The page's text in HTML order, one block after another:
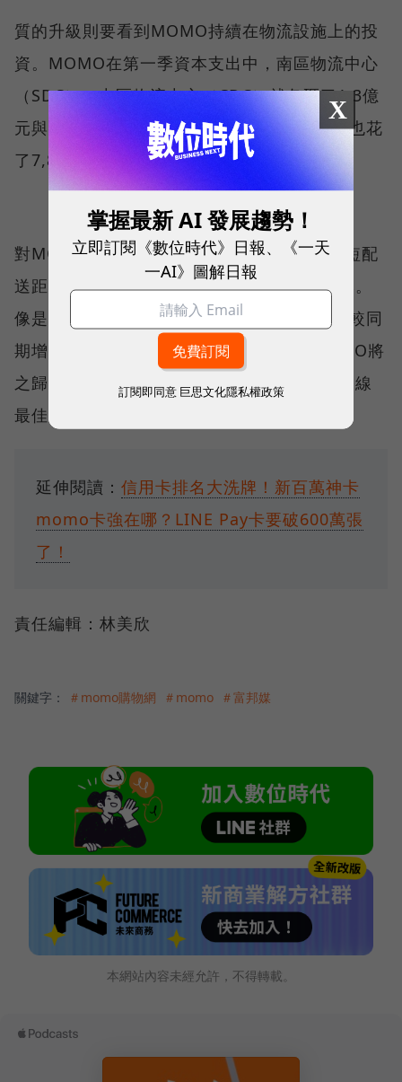
質的升級則要看到MOMO持續在物流設施上的投
資。MOMO在第⼀季資本⽀出中，南區物流中心
（SDC）、中區物流中心（CDC）就各砸了1.3億
元與3,700萬元擴建，另外在基礎倉儲設備上也花
了7,800萬元升級。
對MOMO而言，更趨成熟的物流體系，能縮短配
送距離、提高配送效率，意味著節省更多成本。
像是本季的EBITDA（息稅折舊攤銷前盈餘）較同
期增長5.8%，達到14.5億元的好表現，MOMO將
之歸功於減少包裝、精準控制庫存以及配送路線
最佳化等成本管理措施。
延伸閱讀： 信用卡排名大洗牌！新百萬神卡
momo卡強在哪？LINE Pay卡要破600萬張
了！
責任編輯：林美欣
關鍵字： ＃momo購物網 ＃momo ＃富邦媒
本網站內容未經允許，不得轉載。
X
掌握最新 AI 發展趨勢！
立即訂閱《數位時代》日報、《一天
一AI》圖解日報
訂閱即同意 巨思文化隱私權政策